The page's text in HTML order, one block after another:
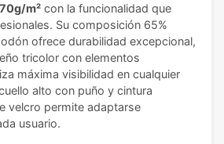
m² con la funcionalidad que
Su composición 65%
ofrece durabilidad excepcional,
tricolor con elementos
máxima visibilidad en cualquier
alto con puño y cintura
velcro permite adaptarse
usuario.